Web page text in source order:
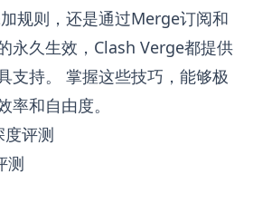
规则，还是通过Merge订阅和
永久生效，Clash Verge都提供
支持。 掌握这些技巧，能够极
率和自由度。
评测
测